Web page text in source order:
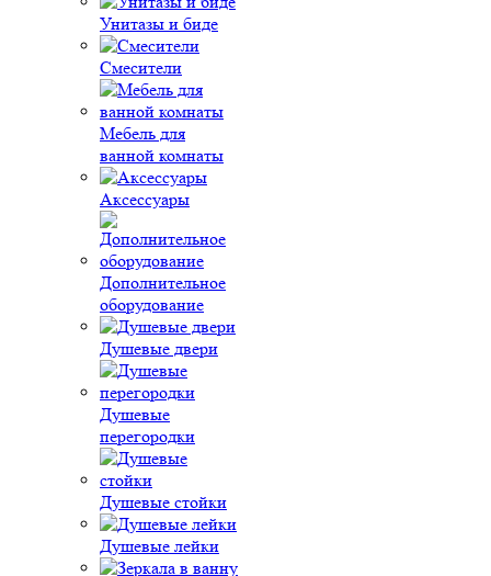
Унитазы и биде
Смесители
Мебель для
ванной комнаты
Аксессуары
Дополнительное
оборудование
Душевые двери
Душевые
перегородки
Душевые стойки
Душевые лейки